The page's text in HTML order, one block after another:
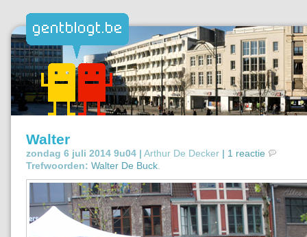
Walter
zondag 6 juli 2014 9u04 | Arthur De Decker | 1 reactie
Trefwoorden: Walter De Buck